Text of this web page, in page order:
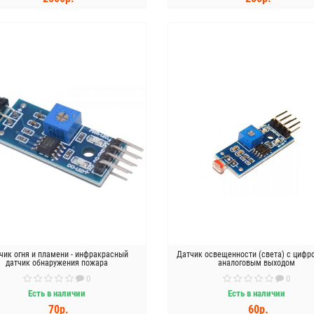
огня и пламени - инфракрасный
датчик обнаружения пожара
0
Есть в наличии
70р.
Датчик освещенности (света) с
аналоговым выходом
0
Есть в наличии
60р.